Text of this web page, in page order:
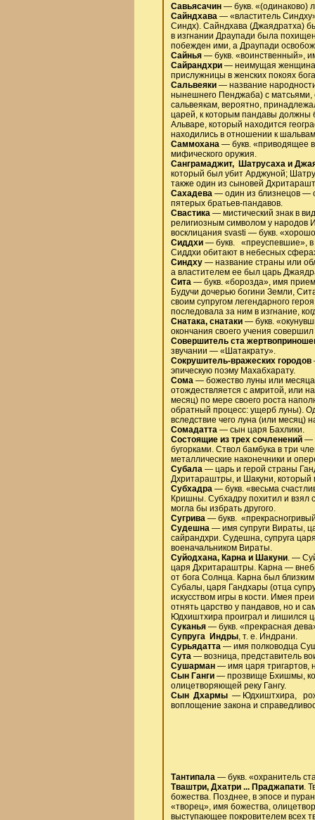
Савьясачин— букв. «(одинаково)
Сайндхава— «властитель
Синдх). Сайндхава (Джаядратха)
в изгнании Драупади была
побежден ими, а Драупади
Сайнья— букв. «воинственный»,
Сайрандхри— неимущая женщина,
прислужницы в женских покоях
Сальвеяки— название
нынешнего Пенджаба) с матсьями,
сальвеякам, вероятно,
царей, к которым пандавы должны
Альваре, который находится
находились в отношении к
Саммохана— букв. «приводящее в
мифического оружия.
Санграмаджит, Шатрусаха и
который был убит Арджуной;
также один из сыновей
Сахадева— один из близнецов —
пятерых братьев-пандавов.
Свастика— мистический знак в
религиозным символом у народов
восклицания svasti — букв.
Сиддхи— букв. «преуспевшие», в
Сиддхи обитают в небесных
Синдху— название страны или
а властителем ее был царь
Сита— букв. «борозда», имя
Будучи дочерью богини Земли,
своим супругом легендарного
последовала за ним в изгнание,
Снатака, снатаки— букв.
окончания своего учения
Совершитель ста
звучании — «Шатакрату».
Сокрушитель-вражеских городов
эпическую поэму Махабхарату.
Сома— божество луны или
отождествляется с амритой, или
месяц) по мере своего роста
обратный процесс: ущерб луны).
вследствие чего луна (или месяц)
Сомадатта— сын царя Бахлики.
Состоящие из трех сочленений —
бугорками. Ствол бамбука в три
металлические наконечники и
Субала— царь и герой страны
Дхритараштры, и Шакуни, который
Субхадра— букв. «весьма
Кришны. Субхадру похитил и взял
могла бы избрать другого.
Сугрива— букв.
Судешна— имя супруги Вираты,
сайрандхри. Судешна, супруга
военачальником Вираты.
Суйодхана, Карна и Шакуни. —
царя Дхритараштры. Карна —
от бога Солнца. Карна был
Субалы, царя Гандхары (отца
искусством игры в кости. Имея
отнять царство у пандавов, но и
Юдхиштхира проиграл и лишился
Суканья— букв. «прекрасная
Супруга Индры, т. е. Индрани.
Сурьядатта— имя полководца
Сута— возница, представитель
Сушарман— имя царя тригартов,
Сын Ганги— прозвище Бхишмы,
олицетворяющей реку Гангу.
Сын Дхармы — Юдхиштхира,
воплощение закона и
Тантипала— букв. «охранитель
Тваштри, Дхатри ... Праджапати.
божества. Позднее, в эпосе и
«творец», имя божества,
выступающее покровителем всех